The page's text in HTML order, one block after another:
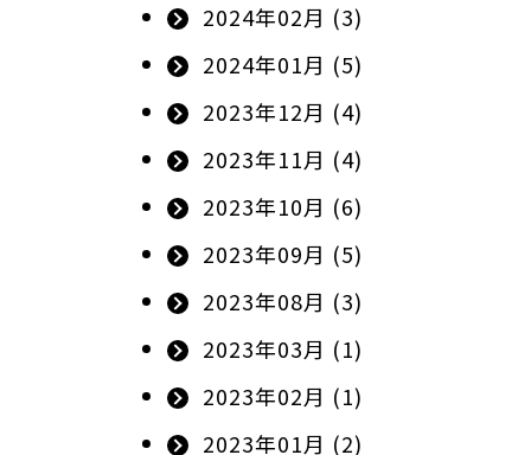
2024年02月 (3)
2024年01月 (5)
2023年12月 (4)
2023年11月 (4)
2023年10月 (6)
2023年09月 (5)
2023年08月 (3)
2023年03月 (1)
2023年02月 (1)
2023年01月 (2)